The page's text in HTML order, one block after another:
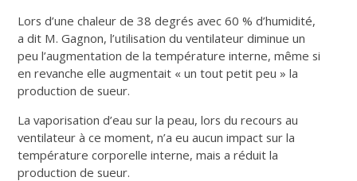
Lors d’une chaleur de 38 degrés avec 60 % d’humidité,
a dit M. Gagnon, l’utilisation du ventilateur diminue un
peu l’augmentation de la température interne, même si
en revanche elle augmentait « un tout petit peu » la
production de sueur.
La vaporisation d’eau sur la peau, lors du recours au
ventilateur à ce moment, n’a eu aucun impact sur la
température corporelle interne, mais a réduit la
production de sueur.